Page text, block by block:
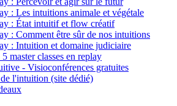
: Les intuitions animale et végétale
: État intuitif et flow créatif
: Comment être sûr de nos intuitions
: Intuition et domaine judiciaire
master classes en replay
- Visioconférences gratuites
l'intuition (site dédié)